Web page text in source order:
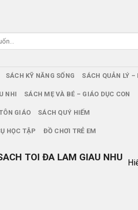
SÁCH KỸ NĂNG SỐNG SÁCH QUẢN LÝ –
NHI SÁCH MẸ VÀ BÉ – GIÁO DỤC CON
GIÁO SÁCH QUÝ HIẾM
HỌC TẬP ĐỒ CHƠI TRẺ EM
TOI ĐA LAM GIAU NHU